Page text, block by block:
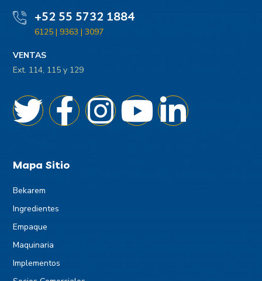
+52 55 5732 1884
6125 | 9363 | 3097
VENTAS
Ext. 114, 115 y 129
Mapa Sitio
Bekarem
Ingredientes
Empaque
Maquinaria
Implementos